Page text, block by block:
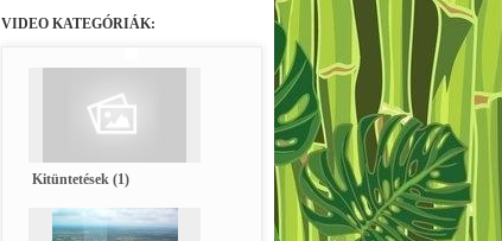
VIDEO KATEGÓRIÁK:
Kitüntetések (1)